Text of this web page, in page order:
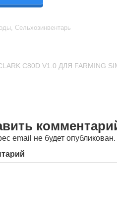
, Сельхозинвентарь
C80D V1.0 ДЛЯ FARMING
email не будет опубликован.